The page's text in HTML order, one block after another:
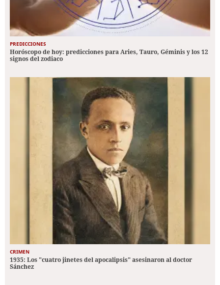
PREDICCIONES
Horóscopo de hoy: predicciones para Aries, Tauro, Géminis y los 12
signos del zodiaco
CRIMEN
1935: Los "cuatro jinetes del apocalipsis" asesinaron al doctor
Sánchez